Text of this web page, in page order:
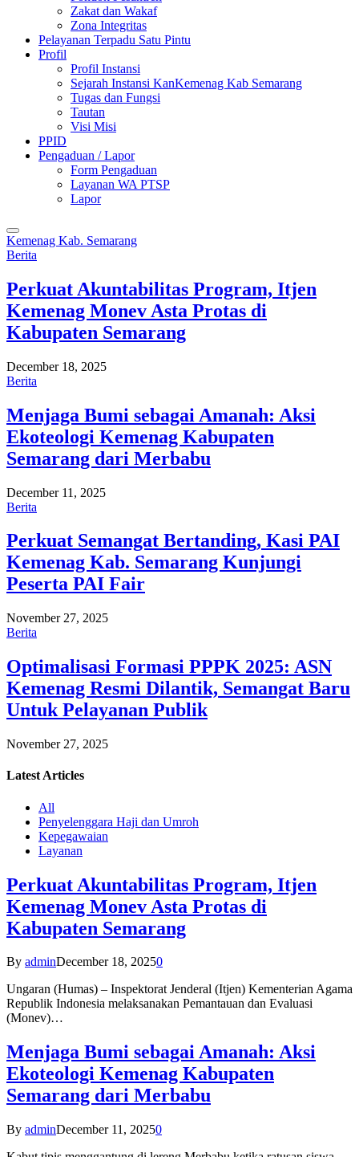
Zakat dan Wakaf
Zona Integritas
Pelayanan Terpadu Satu Pintu
Profil
Profil Instansi
Sejarah Instansi KanKemenag Kab Semarang
Tugas dan Fungsi
Tautan
Visi Misi
PPID
Pengaduan / Lapor
Form Pengaduan
Layanan WA PTSP
Lapor
Kemenag Kab. Semarang
Berita
Perkuat Akuntabilitas Program, Itjen
Kemenag Monev Asta Protas di
Kabupaten Semarang
December 18, 2025
Berita
Menjaga Bumi sebagai Amanah: Aksi
Ekoteologi Kemenag Kabupaten
Semarang dari Merbabu
December 11, 2025
Berita
Perkuat Semangat Bertanding, Kasi PAI
Kemenag Kab. Semarang Kunjungi
Peserta PAI Fair
November 27, 2025
Berita
Optimalisasi Formasi PPPK 2025: ASN
Kemenag Resmi Dilantik, Semangat Baru
Untuk Pelayanan Publik
November 27, 2025
Latest Articles
All
Penyelenggara Haji dan Umroh
Kepegawaian
Layanan
Perkuat Akuntabilitas Program, Itjen
Kemenag Monev Asta Protas di
Kabupaten Semarang
By adminDecember 18, 20250
Ungaran (Humas) – Inspektorat Jenderal (Itjen) Kementerian Agama
Republik Indonesia melaksanakan Pemantauan dan Evaluasi
(Monev)…
Menjaga Bumi sebagai Amanah: Aksi
Ekoteologi Kemenag Kabupaten
Semarang dari Merbabu
By adminDecember 11, 20250